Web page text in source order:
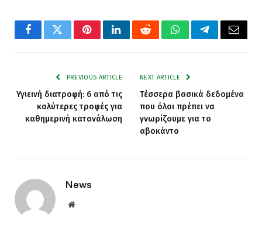
FacebookTwitterPinterestLinkedInRedditWhatsAppTelegramEmail
PREVIOUS ARTICLE
Υγιεινή διατροφή: 6 από τις
καλύτερες τροφές για
καθημερινή κατανάλωση
NEXT ARTICLE
Τέσσερα βασικά δεδομένα
που όλοι πρέπει να
γνωρίζουμε για το
αβοκάντο
News
Website